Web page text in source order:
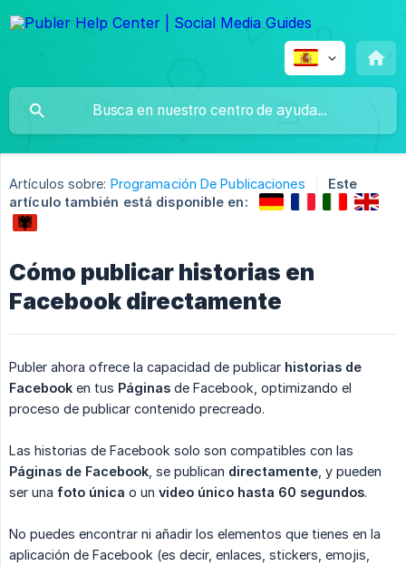
Artículos sobre: Programación De Publicaciones
Este
artículo también está disponible en:
Cómo publicar historias en
Facebook directamente
Publer ahora ofrece la capacidad de publicar historias de
Facebook en tus Páginas de Facebook, optimizando el
proceso de publicar contenido precreado.
Las historias de Facebook solo son compatibles con las
Páginas de Facebook , se publican directamente , y pueden
ser una foto única o un video único hasta 60 segundos.
No puedes encontrar ni añadir los elementos que tienes en la
aplicación de Facebook (es decir, enlaces, stickers, emojis,